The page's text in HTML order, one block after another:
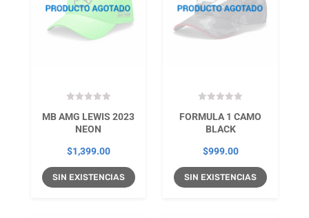
MB AMG LEWIS 2023
NEON
$1,399.00
SIN EXISTENCIAS
FORMULA 1 CAMO
BLACK
$999.00
SIN EXISTENCIAS